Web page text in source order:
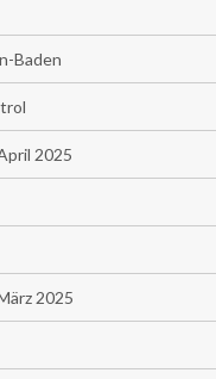
Baden
2025
2025